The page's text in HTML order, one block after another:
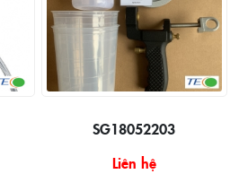
SG18052203
Liên hệ